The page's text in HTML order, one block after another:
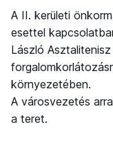
A II. kerületi
esettel
László
környezetében.
A városvezetés
a teret.